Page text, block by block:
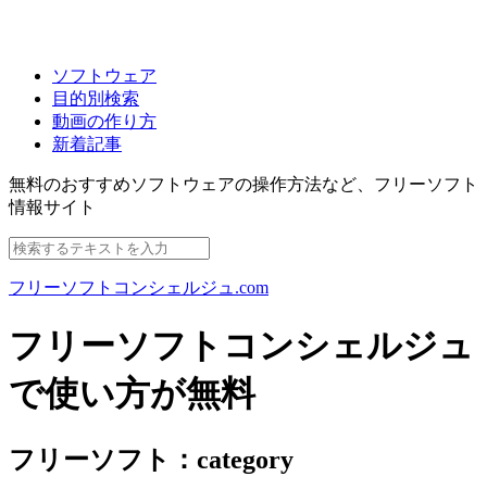
ソフトウェア
目的別検索
動画の作り方
新着記事
無料のおすすめソフトウェアの操作方法など、 フリーソフト
情報サイト
フリーソフトコンシェルジュ.com
フリーソフトコンシェルジュ
で使い方が無料
フリーソフト：category